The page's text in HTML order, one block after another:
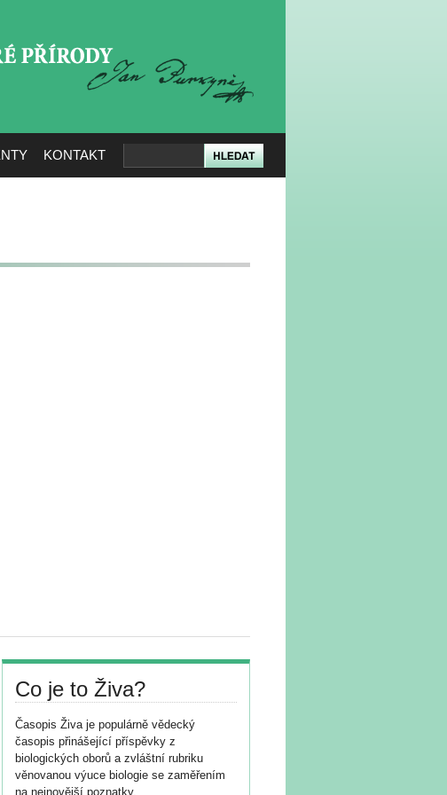
KONTAKT
Co je to Živa?
Časopis Živa je populárně vědecký
časopis přinášející příspěvky z
biologických oborů a zvláštní rubriku
věnovanou výuce biologie se zaměřením
na nejnovější poznatky.